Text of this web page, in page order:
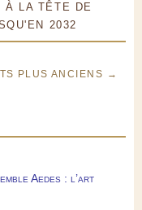
À LA TÊTE DE
2032
PLUS ANCIENS →
Aedes : l’art